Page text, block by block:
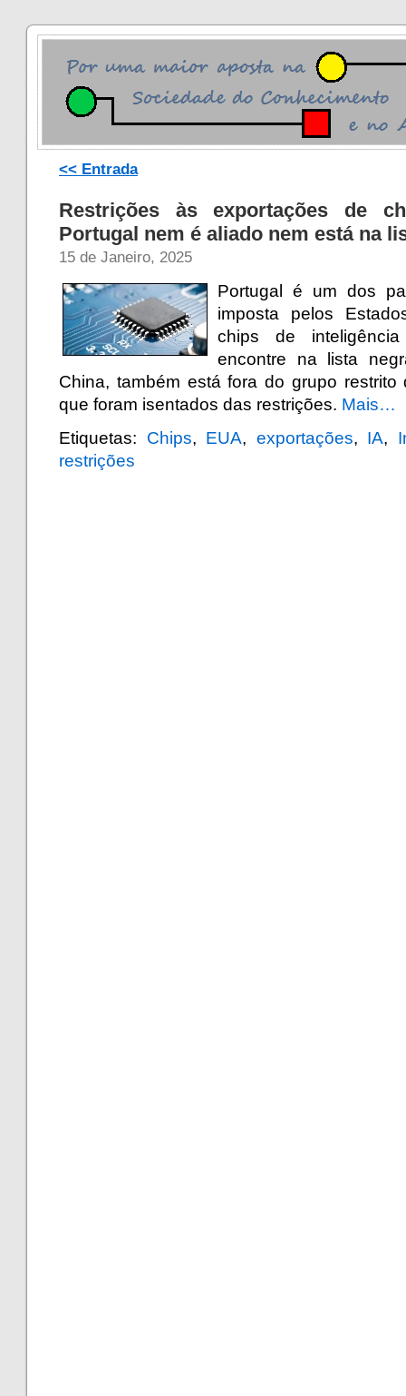
<< Entrada
Restrições às exportações de
Portugal nem é aliado nem está na
15 de Janeiro, 2025
Portugal é um dos
imposta pelos
chips de
encontre na lista
China, também está fora do grupo
que foram isentados das restrições. Mais…
Etiquetas: Chips, EUA, exportações, IA,
restrições